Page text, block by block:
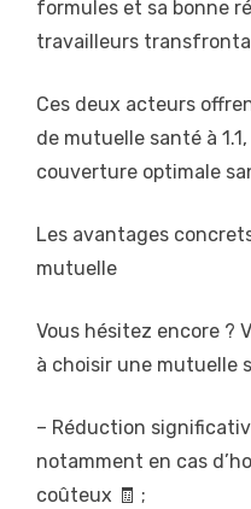
formules et sa bonne
travailleurs
Ces deux acteurs
de mutuelle santé à
couverture optimale
Les avantages
mutuelle
Vous hésitez encore ?
à choisir une mutuelle
– Réduction
notamment en cas
coûteux 🧾 ;